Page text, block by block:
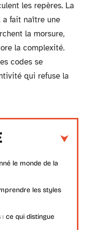
les repères. La
a fait naître une
la morsure,
la complexité.
codes se
qui refuse la
le monde de la
les styles
ce qui distingue